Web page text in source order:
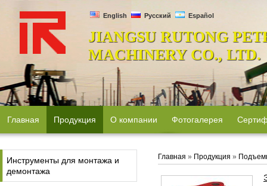
English Русский Español
JIANGSU RUTONG
MACHINERY CO., LTD.
Главная Продукция О компании Фотогалерея
Инструменты для монтажа и
демонтажа
Главная » Продукция »